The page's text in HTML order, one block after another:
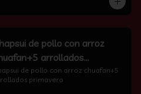
de pollo con arroz
arrollados
de pollo con arroz chuafan+5
primavera